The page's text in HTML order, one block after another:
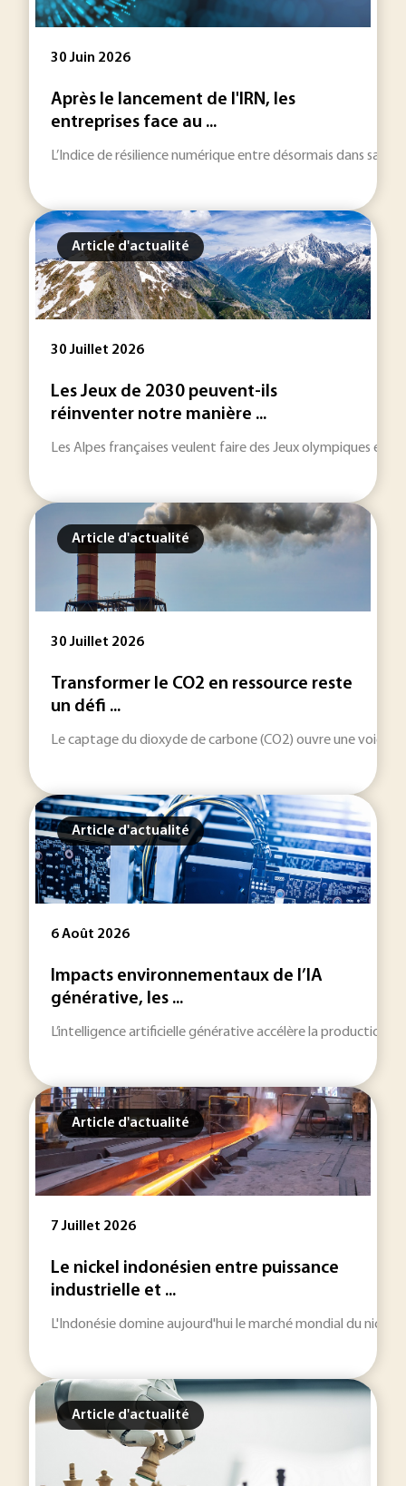
30 Juin 2026
Après le lancement de l'IRN, les
entreprises face au ...
L’Indice de résilience numérique entre désormais dans sa
Article d'actualité
30 Juillet 2026
Les Jeux de 2030 peuvent-ils
réinventer notre manière ...
Les Alpes françaises veulent faire des Jeux olympiques et
Article d'actualité
30 Juillet 2026
Transformer le CO2 en ressource reste
un défi ...
Le captage du dioxyde de carbone (CO2) ouvre une voie
Article d'actualité
6 Août 2026
Impacts environnementaux de l’IA
générative, les ...
L’intelligence artificielle générative accélère la production
Article d'actualité
7 Juillet 2026
Le nickel indonésien entre puissance
industrielle et ...
L'Indonésie domine aujourd'hui le marché mondial du
Article d'actualité